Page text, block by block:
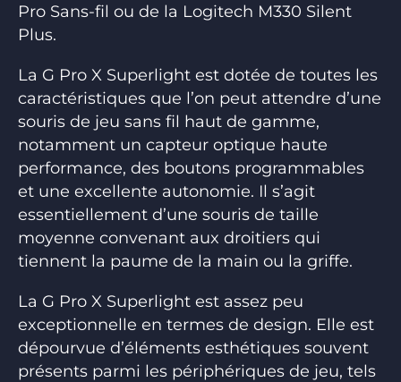
Pro Sans-fil ou de la Logitech M330 Silent
Plus.
La G Pro X Superlight est dotée de toutes les
caractéristiques que l’on peut attendre d’une
souris de jeu sans fil haut de gamme,
notamment un capteur optique haute
performance, des boutons programmables
et une excellente autonomie. Il s’agit
essentiellement d’une souris de taille
moyenne convenant aux droitiers qui
tiennent la paume de la main ou la griffe.
La G Pro X Superlight est assez peu
exceptionnelle en termes de design. Elle est
dépourvue d’éléments esthétiques souvent
présents parmi les périphériques de jeu, tels